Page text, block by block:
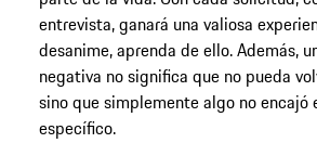
entrevista, ganará una valiosa
desanime, aprenda de ello. Además,
negativa no significa que no pueda
sino que simplemente algo no encajó
específico.